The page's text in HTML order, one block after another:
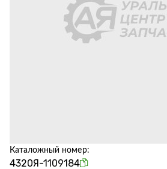
Каталожный номер:
4320Я-1109184